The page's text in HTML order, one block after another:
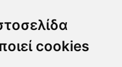
cookies
06 08 2026